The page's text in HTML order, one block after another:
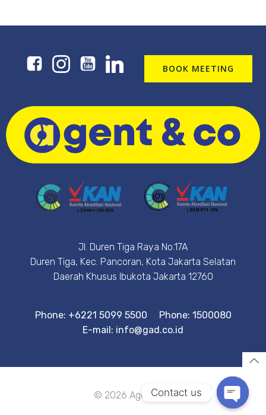
Jl. Duren Tiga Raya No.17A
Duren Tiga, Kec. Pancoran, Kota Jakarta Selatan
Daerah Khusus Ibukota Jakarta 12760
Phone: +6221 5099 5500
Phone: 1500080
E-mail: info@gad.co.id
BOOK MEETING
© 2026 Agent&CoContact us
Open